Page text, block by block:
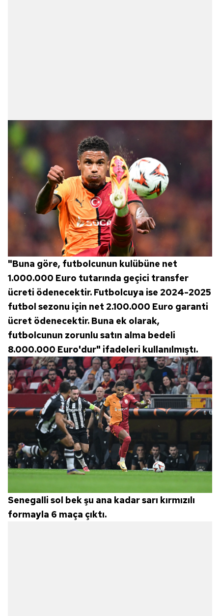
"Buna göre, futbolcunun kulübüne net
1.000.000 Euro tutarında geçici transfer
ücreti ödenecektir. Futbolcuya ise 2024-2025
futbol sezonu için net 2.100.000 Euro garanti
ücret ödenecektir. Buna ek olarak,
futbolcunun zorunlu satın alma bedeli
8.000.000 Euro'dur" ifadeleri kullanılmıştı.
Senegalli sol bek şu ana kadar sarı kırmızılı
formayla 6 maça çıktı.